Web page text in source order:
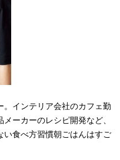
インテリア会社のカフェ勤
ーカーのレシピ開発など、
い食べ方習慣朝ごはんはすご